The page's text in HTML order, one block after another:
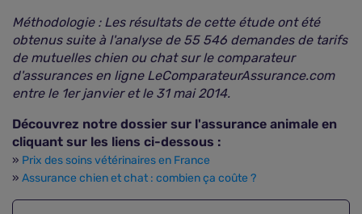
Méthodologie : Les résultats de cette étude ont été
obtenus suite à l'analyse de 55 546 demandes de tarifs
de mutuelles chien ou chat sur le comparateur
d'assurances en ligne LeComparateurAssurance.com
entre le 1er janvier et le 31 mai 2014.
Découvrez notre dossier sur l'assurance animale en
cliquant sur les liens ci-dessous :
» Prix des soins vétérinaires en France
» Assurance chien et chat : combien ça coûte ?